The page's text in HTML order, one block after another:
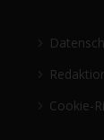
Cookie-